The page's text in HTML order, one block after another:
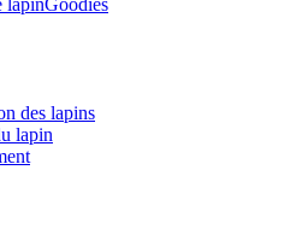
des lapins
lapin